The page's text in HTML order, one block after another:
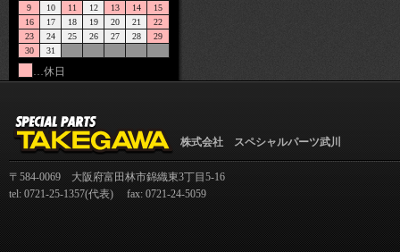
9
10 11 12 13 14
15
16
17 18 19 20 21
22
23
24 25 26 27 28
29
30
31
…休日
株式会社 スペシャルパーツ武川
〒584-0069 大阪府富田林市錦織東3丁目5-16
tel: 0721-25-1357(代表) fax: 0721-24-5059